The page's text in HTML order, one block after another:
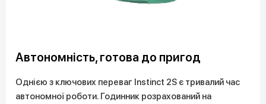
Автономність, готова до пригод
Однією з ключових переваг Instinct 2S є тривалий час
автономної роботи. Годинник розрахований на